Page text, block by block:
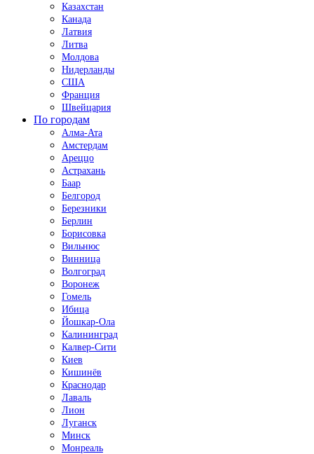
Казахстан
Канада
Латвия
Литва
Молдова
Нидерланды
США
Франция
Швейцария
По городам
Алма-Ата
Амстердам
Ареццо
Астрахань
Баар
Белгород
Березники
Берлин
Борисовка
Вильнюс
Винница
Волгоград
Воронеж
Гомель
Ибица
Йошкар-Ола
Калининград
Калвер-Сити
Киев
Кишинёв
Краснодар
Лаваль
Лион
Луганск
Минск
Монреаль